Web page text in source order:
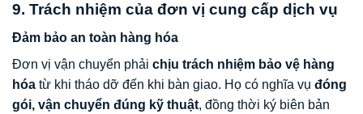
9. Trách nhiệm của đơn vị cung cấp dịch vụ
Đảm bảo an toàn hàng hóa
Đơn vị vận chuyển phải chịu trách nhiệm bảo vệ hàng
hóa từ khi tháo dỡ đến khi bàn giao. Họ có nghĩa vụ đóng
gói, vận chuyển đúng kỹ thuật, đồng thời ký biên bản